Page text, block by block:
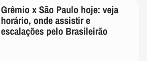
Grêmio x São Paulo hoje: veja
horário, onde assistir e
escalações pelo Brasileirão